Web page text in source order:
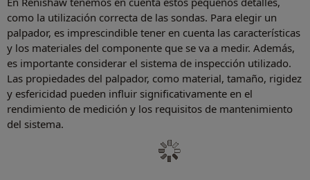
como la utilización correcta de las sondas. Para elegir un
palpador, es imprescindible tener en cuenta las características
y los materiales del componente que se va a medir. Además,
es importante considerar el sistema de inspección utilizado.
Las propiedades del palpador, como material, tamaño, rigidez
y esfericidad pueden influir significativamente en el
rendimiento de medición y los requisitos de mantenimiento
del sistema.